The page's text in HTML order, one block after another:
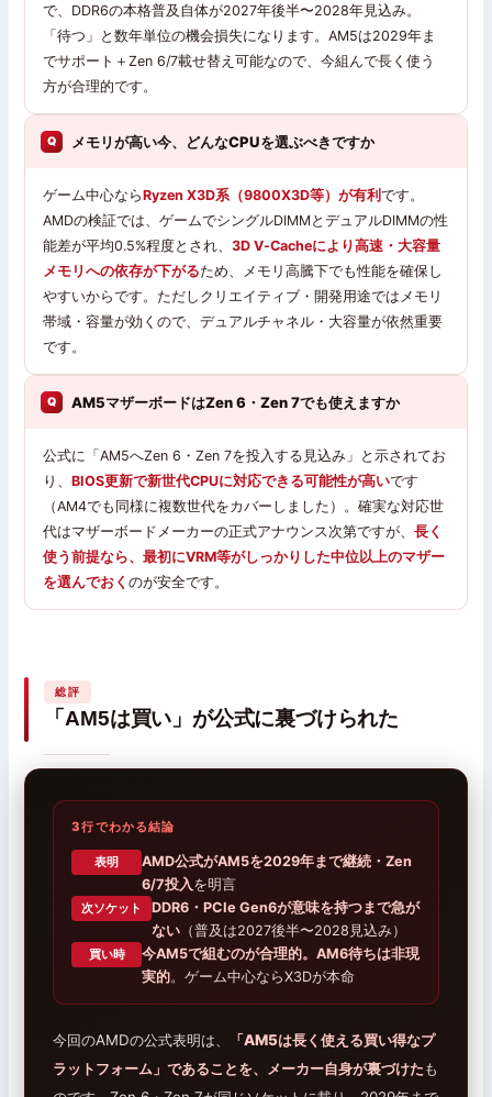
で、DDR6の本格普及自体が2027年後半〜2028年見込み。
「待つ」と数年単位の機会損失になります。AM5は2029年ま
でサポート＋Zen 6/7載せ替え可能なので、今組んで長く使う
方が合理的です。
メモリが高い今、どんなCPUを選ぶべきですか
ゲーム中心ならRyzen X3D系（9800X3D等）が有利です。
AMDの検証では、ゲームでシングルDIMMとデュアルDIMMの性
能差が平均0.5%程度とされ、3D V-Cacheにより高速・大容量
メモリへの依存が下がるため、メモリ高騰下でも性能を確保し
やすいからです。ただしクリエイティブ・開発用途ではメモリ
帯域・容量が効くので、デュアルチャネル・大容量が依然重要
です。
AM5マザーボードはZen 6・Zen 7でも使えますか
公式に「AM5へZen 6・Zen 7を投入する見込み」と示されてお
り、BIOS更新で新世代CPUに対応できる可能性が高いです
（AM4でも同様に複数世代をカバーしました）。確実な対応世
代はマザーボードメーカーの正式アナウンス次第ですが、長く
使う前提なら、最初にVRM等がしっかりした中位以上のマザー
を選んでおくのが安全です。
総評
「AM5は買い」が公式に裏づけられた
3行でわかる結論
表明
AMD公式がAM5を2029年まで継続・Zen
6/7投入 を明言
次ソケット
DDR6・PCIe Gen6が意味を持つまで急が
ない （普及は2027後半〜2028見込み）
買い時
今AM5で組むのが合理的。AM6待ちは非現
実的。ゲーム中心ならX3Dが本命
今回のAMDの公式表明は、
「AM5は長く使える買い得なプ
ラットフォーム」であることを、メーカー自身が裏づけたも